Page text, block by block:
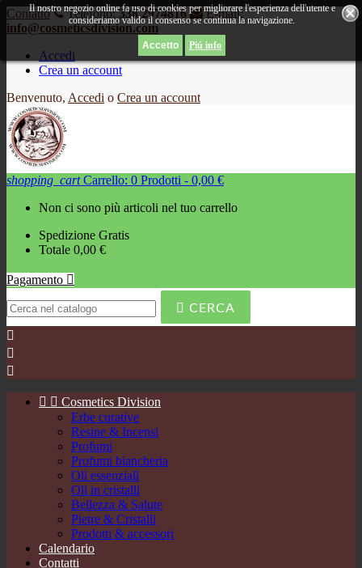
Contatto Telefono: 338 2974816
E-mail:
info@cosmeticsdivision.com
Accedi
Crea un account
Benvenuto, Accedi o Crea un account
shopping_cart Carrello: 0 Prodotti - 0,00 €
Non ci sono più articoli nel tuo carrello
Spedizione Gratis
Totale 0,00 €
Pagamento 
 CERCA
Il nostro negozio online fa uso di cookies per migliorare l'esperienza dell'utente e
consideriamo valido il consenso se continua la navigazione.
Piú info



  Cosmetics Division
Erbe curative
Resine & Incensi
Profumi
Profumi biancheria
Oli essenziali
Oli in cristalli
Bellezza & Salute
Pietre & Cristalli
Prodotti & accessori
Calendario
Contatti